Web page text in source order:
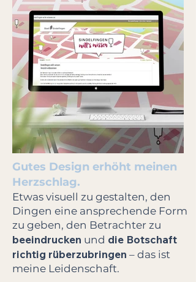
Gutes Design erhöht meinen
Herzschlag.
Etwas visuell zu gestalten, den
Dingen eine ansprechende Form
zu geben, den Betrachter zu
beeindrucken und die Botschaft
richtig rüberzubringen – das ist
meine Leidenschaft.